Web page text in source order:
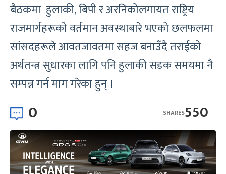
बैठकमा हुलाकी, बिपी र अरनिकोलगायत राष्ट्रिय
राजमार्गहरूको वर्तमान अवस्थाबारे भएको छलफलमा
सांसदहरूले आवतजावतमा सहज बनाउँदै तराईको
अर्थतन्त्र सुधारका लागि पनि हुलाकी सडक समयमा नै
सम्पन्न गर्न माग गरेका हुन् ।
0 550
SHARES